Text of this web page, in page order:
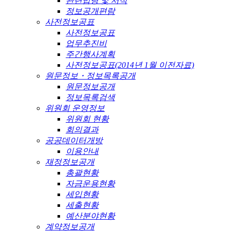
정보공개편람
사전정보공표
사전정보공표
업무추진비
주간행사계획
사전정보공표(2014년 1월 이전자료)
원문정보・정보목록공개
원문정보공개
정보목록검색
위원회 운영정보
위원회 현황
회의결과
공공데이터개방
이용안내
재정정보공개
총괄현황
자금운용현황
세입현황
세출현황
예산분야현황
계약정보공개